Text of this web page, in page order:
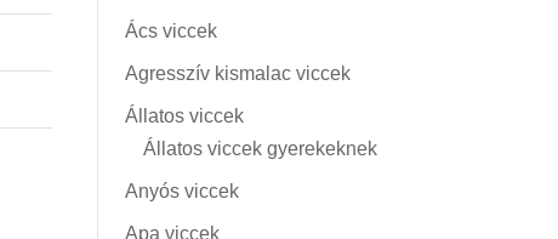
Ács viccek
Agresszív kismalac viccek
Állatos viccek
Állatos viccek gyerekeknek
Anyós viccek
Apa viccek